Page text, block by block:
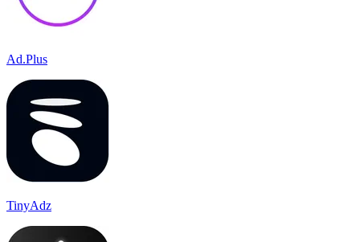
Ad.Plus
TinyAdz